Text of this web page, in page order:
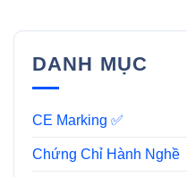
DANH MỤC
CE Marking ✅
Chứng Chỉ Hành Nghề